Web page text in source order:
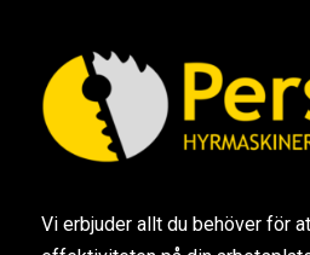
Vi erbjuder allt du behöver för